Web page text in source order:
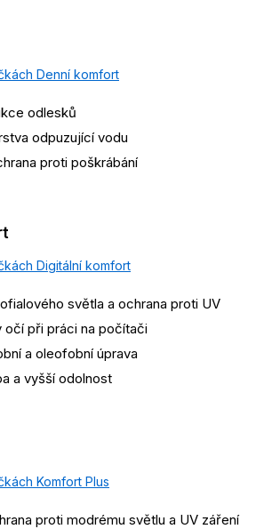
Denní komfort
odlesků
odpuzující vodu
proti poškrábání
Digitální komfort
světla a ochrana proti UV
očí při práci na počítači
a oleofobní úprava
a vyšší odolnost
Komfort Plus
proti modrému světlu a UV záření